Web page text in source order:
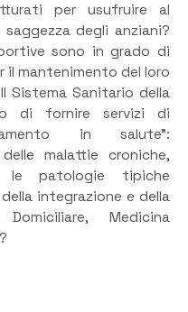
per usufruire al
saggezza degli anziani?
sono in grado di
il mantenimento del loro
Sistema Sanitario della
di fornire servizi di
in salute”:
malattie croniche,
patologie tipiche
integrazione e della
Medicina